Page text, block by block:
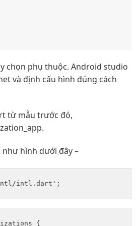
chọn phụ thuộc. Android studio
và định cấu hình đúng cách
từ mẫu trước đó,
hình dưới đây –
{